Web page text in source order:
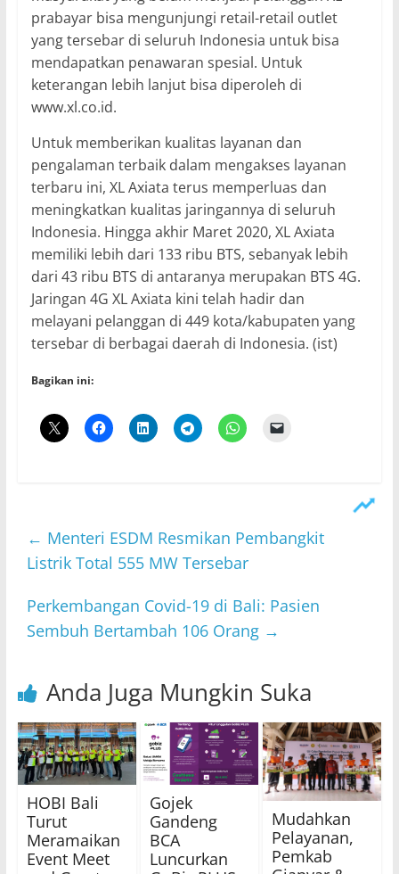
prabayar bisa mengunjungi retail-retail outlet
yang tersebar di seluruh Indonesia untuk bisa
mendapatkan penawaran spesial. Untuk
keterangan lebih lanjut bisa diperoleh di
www.xl.co.id.
Untuk memberikan kualitas layanan dan
pengalaman terbaik dalam mengakses layanan
terbaru ini, XL Axiata terus memperluas dan
meningkatkan kualitas jaringannya di seluruh
Indonesia. Hingga akhir Maret 2020, XL Axiata
memiliki lebih dari 133 ribu BTS, sebanyak lebih
dari 43 ribu BTS di antaranya merupakan BTS 4G.
Jaringan 4G XL Axiata kini telah hadir dan
melayani pelanggan di 449 kota/kabupaten yang
tersebar di berbagai daerah di Indonesia. (ist)
Bagikan ini:
← Menteri ESDM Resmikan Pembangkit
Listrik Total 555 MW Tersebar
Perkembangan Covid-19 di Bali: Pasien
Sembuh Bertambah 106 Orang →
Anda Juga Mungkin Suka
HOBI Bali
Turut
Meramaikan
Event Meet
Gojek
Gandeng
BCA
Luncurkan
Mudahkan
Pelayanan,
Pemkab